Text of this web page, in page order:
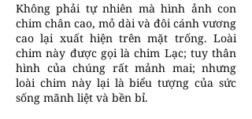
Không phải tự nhiên mà hình ảnh con
chim chân cao, mỏ dài và đôi cánh vương
cao lại xuất hiện trên mặt trống. Loài
chim này được gọi là chim Lạc; tuy thân
hình của chúng rất mảnh mai; nhưng
loài chim này lại là biểu tượng của sức
sống mãnh liệt và bền bỉ.